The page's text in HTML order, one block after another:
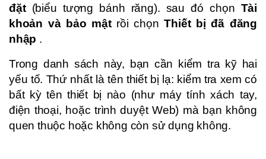
đặt (biểu tượng bánh răng). sau đó chọn Tài
khoản và bảo mật rồi chọnThiết bị đã đăng
nhập .
Trong danh sách này, bạn cần kiểm tra kỹ hai
yếu tố. Thứ nhất là tên thiết bị lạ: kiểm tra xem có
bất kỳ tên thiết bị nào (như máy tính xách tay,
điện thoại, hoặc trình duyệt Web) mà bạn không
quen thuộc hoặc không còn sử dụng không.